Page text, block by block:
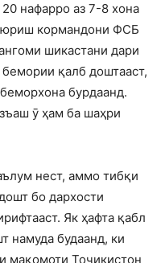
нафарро аз 7-8 хона
юриш кормандони ФСБ
шикастани дари
бемории қалб доштааст,
бурдаанд.
ӯ ҳам ба шаҳри
нест, аммо тибқи
бо дархости
Як ҳафта қабл
намуда будаанд, ки
мақомоти Тоҷикистон